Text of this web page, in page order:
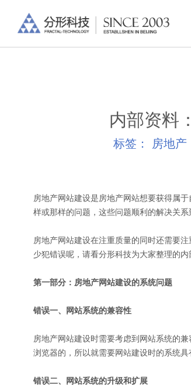
内部资料
标签： 房地产
房地产网站建设是房地产网站想要获得属
样或那样的问题，这些问题顺利的解决关
房地产网站建设在注重质量的同时还需要
少犯错误呢，请看分形科技为大家整理的
第一部分：房地产网站建设的系统问题
错误一、网站系统的兼容性
房地产网站建设时需要考虑到网站系统的
浏览器的，所以就需要网站建设时的系统
错误二、网站系统的升级和扩展